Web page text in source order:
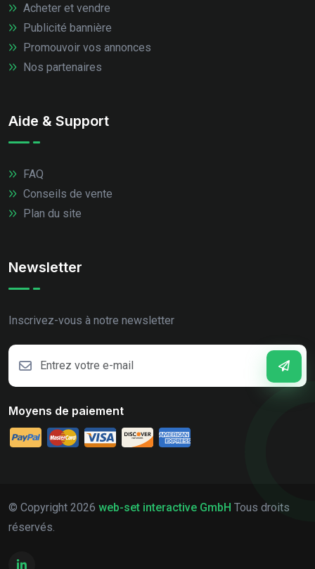
Acheter et vendre
Publicité bannière
Promouvoir vos annonces
Nos partenaires
Aide & Support
FAQ
Conseils de vente
Plan du site
Newsletter
Inscrivez-vous à notre newsletter
Moyens de paiement
© Copyright 2026 web-set interactive GmbH Tous droits
réservés.